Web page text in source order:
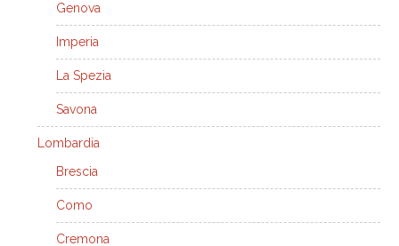
Genova
Imperia
La Spezia
Savona
Lombardia
Brescia
Como
Cremona